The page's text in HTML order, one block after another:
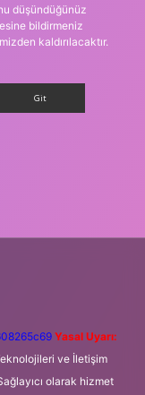
düşündüğünüz
bildirmeniz
kaldırılacaktır.
Yasal Uyarı:
ve İletişim
olarak hizmet